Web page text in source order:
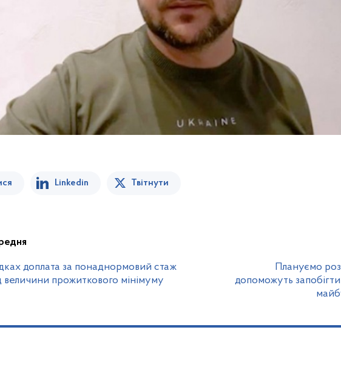
Linkedin Твітнути
доплата за понаднормовий стаж
величини прожиткового мінімуму
Плануємо
допоможуть